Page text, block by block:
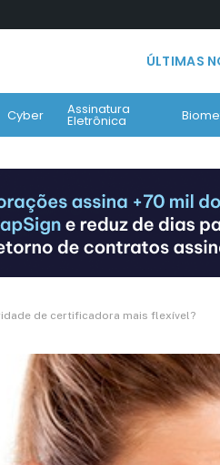
ÚLTIMAS
Cyber Assinatura
Eletrônica
de certificadora mais flexível?